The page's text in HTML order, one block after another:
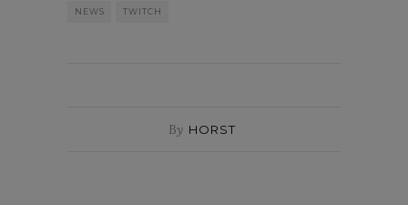
NEWS TWITCH
By HORST